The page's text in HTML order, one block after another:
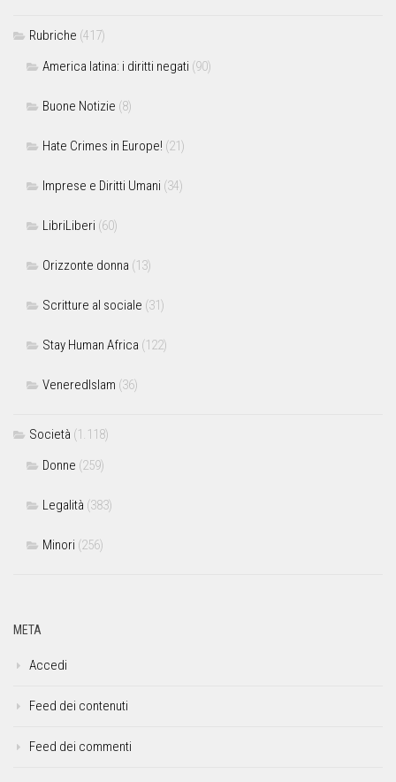
Rubriche (417)
America latina: i diritti negati (90)
Buone Notizie (8)
Hate Crimes in Europe! (21)
Imprese e Diritti Umani (34)
LibriLiberi (60)
Orizzonte donna (13)
Scritture al sociale (31)
Stay Human Africa (122)
VeneredIslam (36)
Società (1.118)
Donne (259)
Legalità (383)
Minori (256)
META
Accedi
Feed dei contenuti
Feed dei commenti